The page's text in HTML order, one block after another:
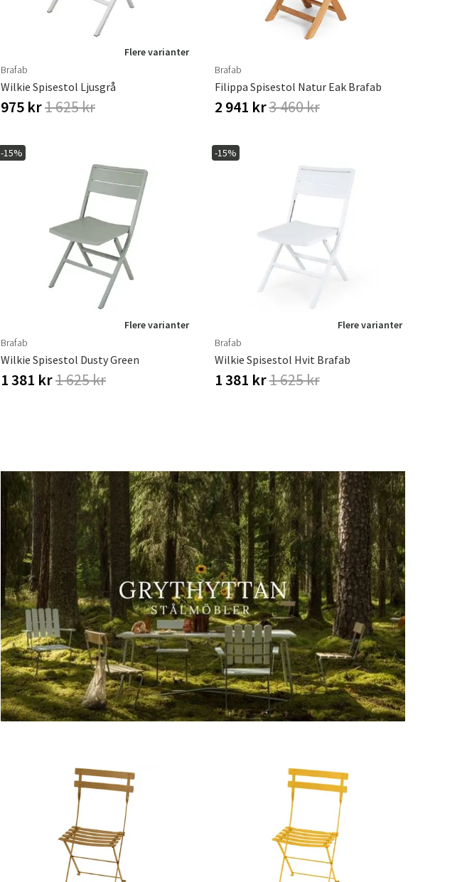
Flere varianter
Brafab
Wilkie Spisestol Ljusgrå
975 kr1 625 kr
Brafab
Filippa Spisestol Natur Eak Brafab
2 941 kr3 460 kr
-15%
Flere varianter
Brafab
Wilkie Spisestol Dusty Green
1 381 kr1 625 kr
-15%
Flere varianter
Brafab
Wilkie Spisestol Hvit Brafab
1 381 kr1 625 kr